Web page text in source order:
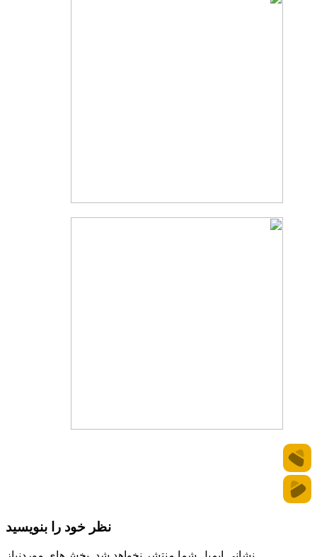
نظر خود را بنویسید